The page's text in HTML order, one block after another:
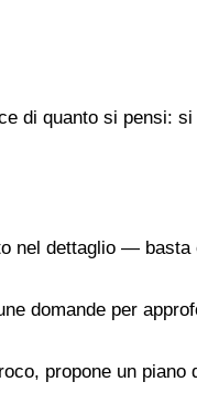
di quanto si pensi:
nel dettaglio —
domande per
propone un